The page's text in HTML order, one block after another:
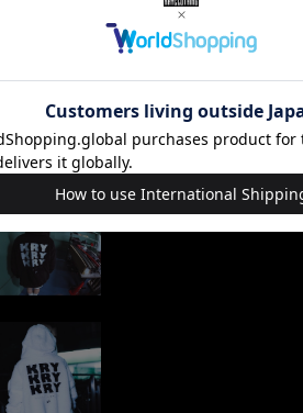
「SHIKAKU」